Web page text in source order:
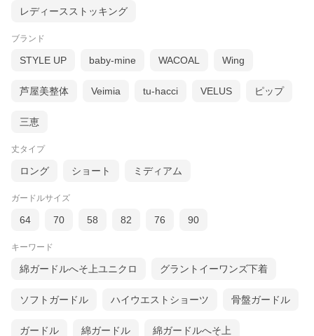
レディースストッキング
ブランド
STYLE UP baby-mine WACOAL Wing
芦屋美整体 Veimia tu-hacci VELUS ピップ
三恵
丈タイプ
ロング ショート ミディアム
ガードルサイズ
64 70 58 82 76 90
キーワード
綿ガードルへそ上ユニクロ グラントイーワンズ下着
ソフトガードル ハイウエストショーツ 骨盤ガードル
ガードル 綿ガードル 綿ガードルへそ上